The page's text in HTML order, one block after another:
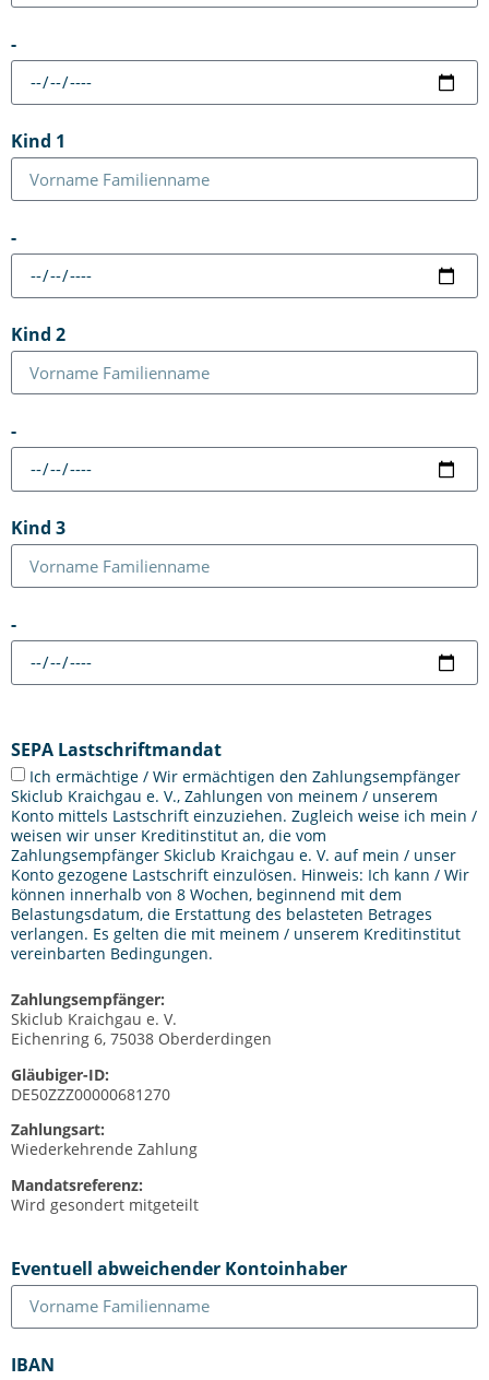
-
Kind 1
-
Kind 2
-
Kind 3
-
SEPA Lastschriftmandat
Ich ermächtige / Wir ermächtigen den Zahlungsempfänger
Skiclub Kraichgau e. V., Zahlungen von meinem / unserem
Konto mittels Lastschrift einzuziehen. Zugleich weise ich mein /
weisen wir unser Kreditinstitut an, die vom
Zahlungsempfänger Skiclub Kraichgau e. V. auf mein / unser
Konto gezogene Lastschrift einzulösen. Hinweis: Ich kann / Wir
können innerhalb von 8 Wochen, beginnend mit dem
Belastungsdatum, die Erstattung des belasteten Betrages
verlangen. Es gelten die mit meinem / unserem Kreditinstitut
vereinbarten Bedingungen.
Zahlungsempfänger:
Skiclub Kraichgau e. V.
Eichenring 6, 75038 Oberderdingen
Gläubiger-ID:
DE50ZZZ00000681270
Zahlungsart:
Wiederkehrende Zahlung
Mandatsreferenz:
Wird gesondert mitgeteilt
Eventuell abweichender Kontoinhaber
IBAN